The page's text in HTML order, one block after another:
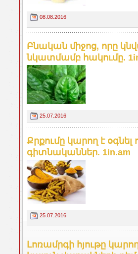
08.08.2016
Բնական միջոց, որը
նկատմամբ հակումը.
25.07.2016
Քրքումը կարող է
գիտնականներ. 1in.am
25.07.2016
Լոռամրգի հյութը